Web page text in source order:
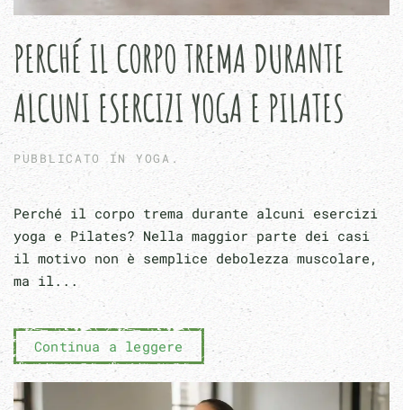
PERCHÉ IL CORPO TREMA DURANTE
ALCUNI ESERCIZI YOGA E PILATES
PUBBLICATO IN YOGA .
Perché il corpo trema durante alcuni esercizi
yoga e Pilates? Nella maggior parte dei casi
il motivo non è semplice debolezza muscolare,
ma il...
Continua a leggere